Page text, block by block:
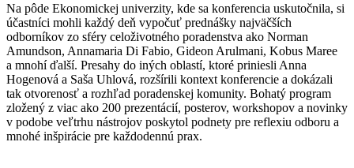
Na pôde Ekonomickej univerzity, kde sa konferencia uskutočnila, si
účastníci mohli každý deň vypočuť prednášky najväčších
odborníkov zo sféry celoživotného poradenstva ako Norman
Amundson, Annamaria Di Fabio, Gideon Arulmani, Kobus Maree
a mnohí ďalší. Presahy do iných oblastí, ktoré priniesli Anna
Hogenová a Saša Uhlová, rozšírili kontext konferencie a dokázali
tak otvorenosť a rozhľad poradenskej komunity. Bohatý program
zložený z viac ako 200 prezentácií, posterov, workshopov a novinky
v podobe veľtrhu nástrojov poskytol podnety pre reflexiu odboru a
mnohé inšpirácie pre každodennú prax.